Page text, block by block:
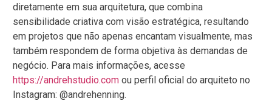
diretamente em sua arquitetura, que combina
sensibilidade criativa com visão estratégica, resultando
em projetos que não apenas encantam visualmente, mas
também respondem de forma objetiva às demandas de
negócio. Para mais informações, acesse
https://andrehstudio.com ou perfil oficial do arquiteto no
Instagram: @andrehenning.